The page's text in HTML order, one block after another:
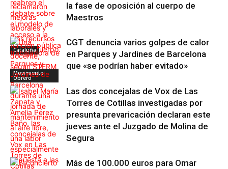
Cataluña
Movimiento
Obrero
la fase de oposición al cuerpo de
Maestros
CGT denuncia varios golpes de calor
en Parques y Jardines de Barcelona
que «se podrían haber evitado»
Las dos concejalas de Vox de Las
Torres de Cotillas investigadas por
presunta prevaricación declaran este
jueves ante el Juzgado de Molina de
Segura
Más de 100.000 euros para Omar